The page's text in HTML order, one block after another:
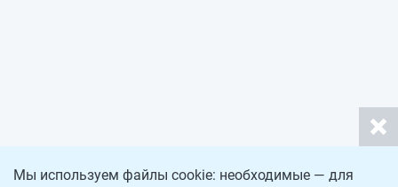
Мы используем файлы cookie: необходимые — для